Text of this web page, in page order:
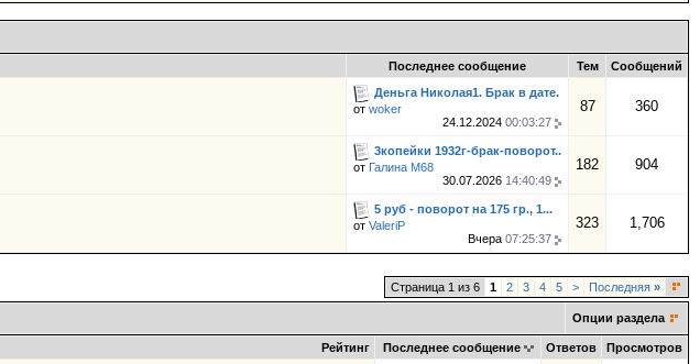
Последнее сообщение Тем Сообщений
Деньга Николая1. Брак в дате.
от woker
24.12.2024 00:03:27
87 360
3копейки 1932г-брак-поворот..
от Галина М68
30.07.2026 14:40:49
182 904
5 руб - поворот на 175 гр., 1...
от ValeriP
Вчера 07:25:37
323 1,706
Страница 1 из 6 1 2 3 4 5 > Последняя »
Опции раздела
Рейтинг Последнее сообщение Ответов Просмотров